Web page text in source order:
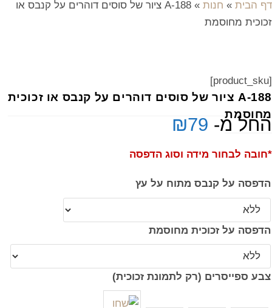
דף הבית » חנות »
A-188 ציור של סוסים דוהרים על קנבס או
זכוכית מחוסמת
[product_sku]
A-188 ציור של סוסים דוהרים על קנבס או זכוכית
מחוסמת
החל מ- ₪79
*חובה לבחור מידה וסוג הדפסה
הדפסה על קנבס מתוח על עץ
הדפסה על זכוכית מחוסמת
צבע ספייסרים (רק לתמונת זכוכית)